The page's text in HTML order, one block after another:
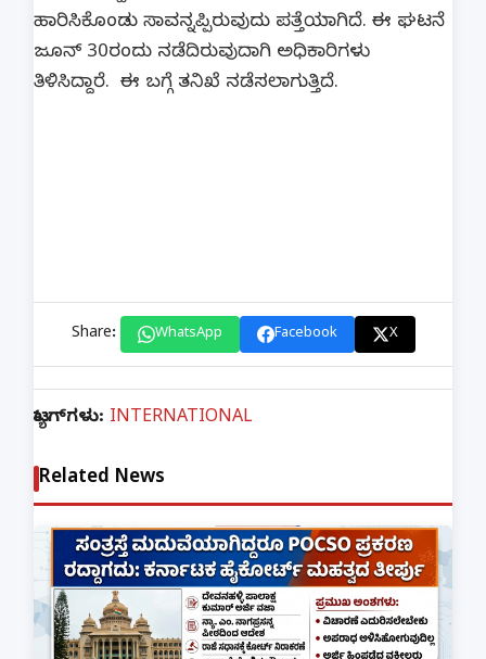
ಹಾರಿಸಿಕೊಂಡು ಸಾವನ್ನಪ್ಪಿರುವುದು ಪತ್ತೆಯಾಗಿದೆ. ಈ ಘಟನೆ
ಜೂನ್ 30ರಂದು ನಡೆದಿರುವುದಾಗಿ ಅಧಿಕಾರಿಗಳು
ತಿಳಿಸಿದ್ದಾರೆ. ಈ ಬಗ್ಗೆ ತನಿಖೆ ನಡೆಸಲಾಗುತ್ತಿದೆ.
Share: WhatsApp Facebook X
ಟ್ಯಾಗ್‌ಗಳು: INTERNATIONAL
Related News